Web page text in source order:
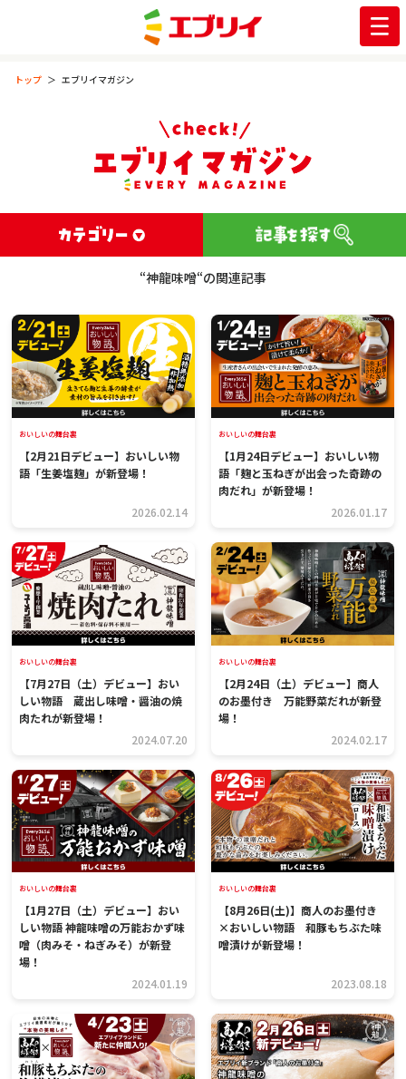
トップ エブリイマガジン
“神龍味噌“の関連記事
おいしいの舞台裏
【2月21日デビュー】おいしい物
語「生姜塩麹」が新登場！
2026.02.14
おいしいの舞台裏
【1月24日デビュー】おいしい物
語「麹と玉ねぎが出会った奇跡の
肉だれ」が新登場！
2026.01.17
おいしいの舞台裏
【7月27日（土）デビュー】おい
しい物語 蔵出し味噌・醤油の焼
肉たれが新登場！
2024.07.20
おいしいの舞台裏
【2月24日（土）デビュー】商人
のお墨付き 万能野菜だれが新登
場！
2024.02.17
おいしいの舞台裏
【1月27日（土）デビュー】おい
しい物語 神龍味噌の万能おかず味
噌（肉みそ・ねぎみそ）が新登
場！
2024.01.19
おいしいの舞台裏
【8月26日(土)】商人のお墨付き
×おいしい物語 和豚もちぶた味
噌漬けが新登場！
2023.08.18